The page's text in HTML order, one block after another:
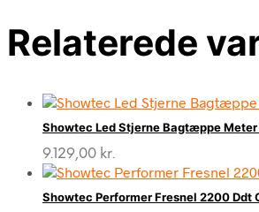
Relaterede
Showtec Led Stjerne Bagtæppe
9.129,00 kr.
Showtec Performer Fresnel 2200